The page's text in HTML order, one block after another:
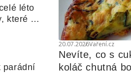
20.07.2026Vaření.cz
Nevíte, co s
koláč chutná
léto
které
nebo
parádní